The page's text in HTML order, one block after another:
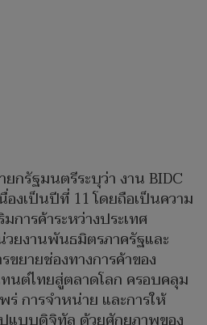
กรัฐมนตรีระบุว่า งาน BIDC
องเป็นปีที่ 11 โดยถือเป็นความ
การค้าระหว่างประเทศ
ยงานพันธมิตรภาครัฐและ
ขยายช่องทางการค้าของ
นต์ไทยสู่ตลาดโลก ครอบคลุม
ร่ การจำหน่าย และการให้